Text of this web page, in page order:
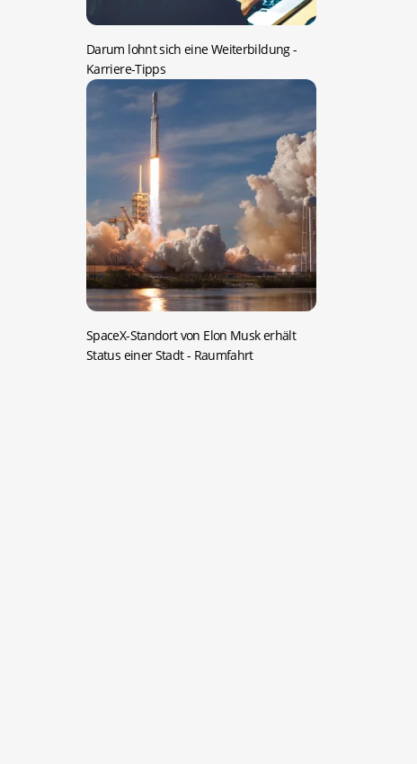
Darum lohnt sich eine Weiterbildung-
Karriere-Tipps
SpaceX-Standort von Elon Musk erhält
Status einer Stadt- Raumfahrt